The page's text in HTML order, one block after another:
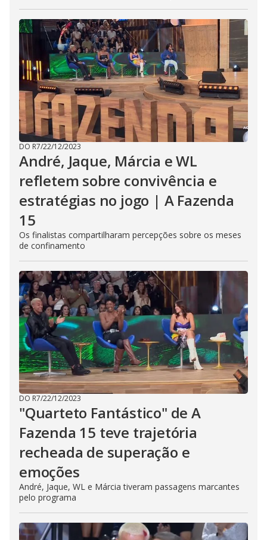
DO R7/22/12/2023
André, Jaque, Márcia e WL
refletem sobre convivência e
estratégias no jogo | A Fazenda
15
Os finalistas compartilharam percepções sobre os meses
de confinamento
DO R7/22/12/2023
"Quarteto Fantástico" de A
Fazenda 15 teve trajetória
recheada de superação e
emoções
André, Jaque, WL e Márcia tiveram passagens marcantes
pelo programa